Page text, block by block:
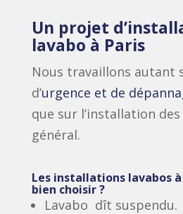
Un projet
lavabo à Paris
Nous travaillons autant
d’urgence et de
que sur l’installation
général.
Les installations lavabos
bien choisir ?
Lavabo dît suspendu.